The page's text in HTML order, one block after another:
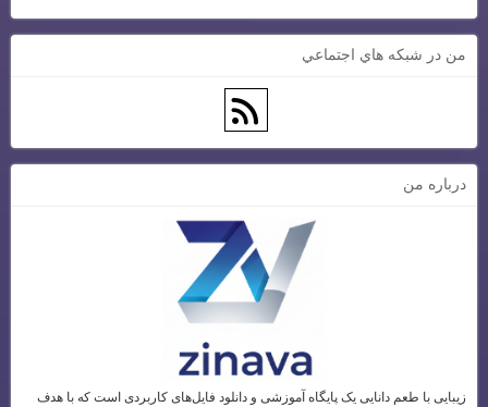
من در شبكه هاي اجتماعي
درباره من
زیبایی با طعم دانایی یک پایگاه آموزشی و دانلود فایل‌های کاربردی است که با هدف